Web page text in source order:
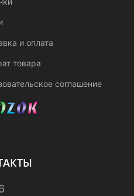
и оплата
товара
соглашение